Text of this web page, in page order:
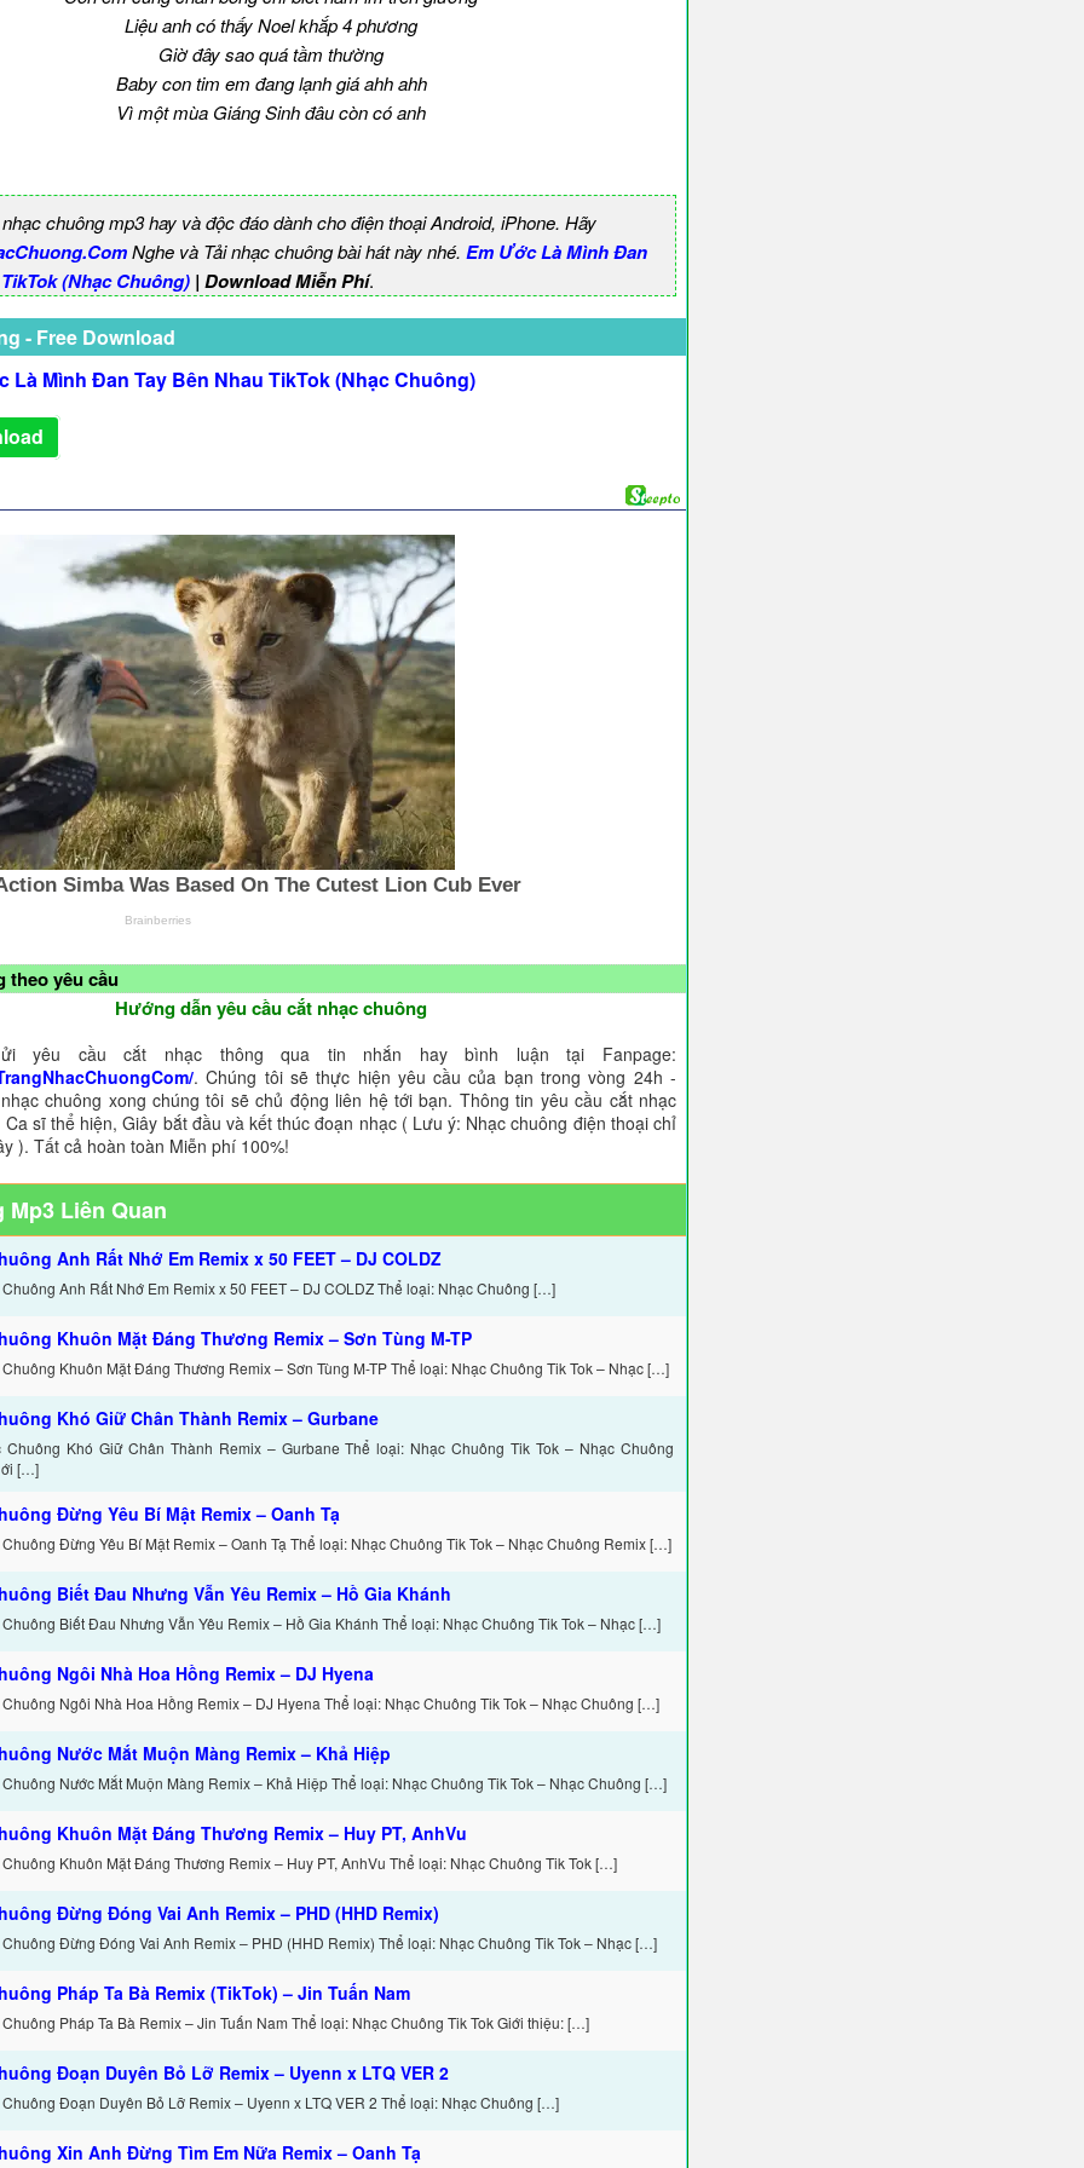
Liệu anh có thấy Noel khắp 4 phương
Giờ đây sao quá tầm thường
Baby con tim em đang lạnh giá ahh ahh
Vì một mùa Giáng Sinh đâu còn có anh
chuông mp3 hay và độc đáo dành cho điện thoại Android, iPhone. Hãy
Nghe và Tải nhạc chuông bài hát này nhé. Em Ước Là Mình Đan
(Nhạc Chuông) | Download Miễn Phí.
- Free Download
Là Mình Đan Tay Bên Nhau TikTok (Nhạc Chuông)
theo yêu cầu
Hướng dẫn yêu cầu cắt nhạc chuông
yêu cầu cắt nhạc thông qua tin nhắn hay bình luận tại Fanpage:
. Chúng tôi sẽ thực hiện yêu cầu của bạn trong vòng 24h -
chuông xong chúng tôi sẽ chủ động liên hệ tới bạn. Thông tin yêu cầu cắt nhạc
sĩ thể hiện, Giây bắt đầu và kết thúc đoạn nhạc ( Lưu ý: Nhạc chuông điện thoại chỉ
). Tất cả hoàn toàn Miễn phí 100%!
Mp3 Liên Quan
Anh Rất Nhớ Em Remix x 50 FEET – DJ COLDZ
Anh Rất Nhớ Em Remix x 50 FEET – DJ COLDZ Thể loại: Nhạc Chuông […]
Khuôn Mặt Đáng Thương Remix – Sơn Tùng M-TP
Khuôn Mặt Đáng Thương Remix – Sơn Tùng M-TP Thể loại: Nhạc Chuông Tik Tok – Nhạc […]
Khó Giữ Chân Thành Remix – Gurbane
Chuông Khó Giữ Chân Thành Remix – Gurbane Thể loại: Nhạc Chuông Tik Tok – Nhạc Chuông
[…]
Đừng Yêu Bí Mật Remix – Oanh Tạ
Đừng Yêu Bí Mật Remix – Oanh Tạ Thể loại: Nhạc Chuông Tik Tok – Nhạc Chuông Remix […]
Biết Đau Nhưng Vẫn Yêu Remix – Hồ Gia Khánh
Biết Đau Nhưng Vẫn Yêu Remix – Hồ Gia Khánh Thể loại: Nhạc Chuông Tik Tok – Nhạc […]
Ngôi Nhà Hoa Hồng Remix – DJ Hyena
Ngôi Nhà Hoa Hồng Remix – DJ Hyena Thể loại: Nhạc Chuông Tik Tok – Nhạc Chuông […]
Nước Mắt Muộn Màng Remix – Khả Hiệp
Nước Mắt Muộn Màng Remix – Khả Hiệp Thể loại: Nhạc Chuông Tik Tok – Nhạc Chuông […]
Khuôn Mặt Đáng Thương Remix – Huy PT, AnhVu
Khuôn Mặt Đáng Thương Remix – Huy PT, AnhVu Thể loại: Nhạc Chuông Tik Tok […]
Đừng Đóng Vai Anh Remix – PHD (HHD Remix)
Chuông Đừng Đóng Vai Anh Remix – PHD (HHD Remix) Thể loại: Nhạc Chuông Tik Tok – Nhạc […]
Pháp Ta Bà Remix (TikTok) – Jin Tuấn Nam
Pháp Ta Bà Remix – Jin Tuấn Nam Thể loại: Nhạc Chuông Tik Tok Giới thiệu: […]
Đoạn Duyên Bỏ Lỡ Remix – Uyenn x LTQ VER 2
Đoạn Duyên Bỏ Lỡ Remix – Uyenn x LTQ VER 2 Thể loại: Nhạc Chuông […]
Xin Anh Đừng Tìm Em Nữa Remix – Oanh Tạ